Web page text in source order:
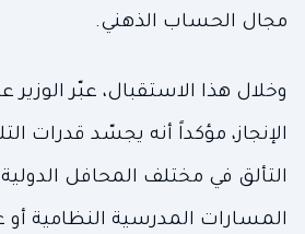
مجال الحساب الذهني.
وخلال هذا الاستقبال، عبّر الوزير
الإنجاز، مؤكداً أنه يجسّد قدرات
التألق في مختلف المحافل
المسارات المدرسية النظامية أو